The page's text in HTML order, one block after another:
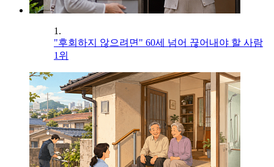
1.
"후회하지 않으려면" 60세 넘어 끊어내야 할 사람
1위